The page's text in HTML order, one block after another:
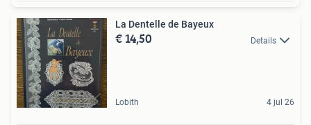
La Dentelle de Bayeux
€ 14,50 Details
Lobith 4 jul 26